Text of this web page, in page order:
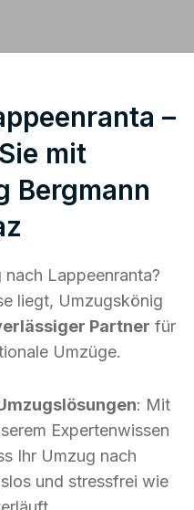
–
mit
Bergmann
nach Lappeenranta?
liegt, Umzugskönig
Partner für
Umzüge.
: Mit
Expertenwissen
Ihr Umzug nach
und stressfrei wie